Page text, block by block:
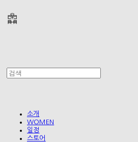
소개
WOMEN
일정
스토어